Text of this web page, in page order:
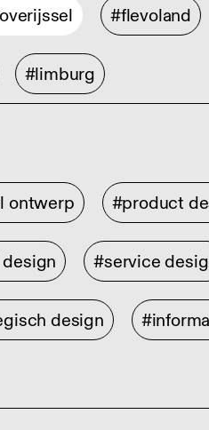
#flevoland
#limburg
ontwerp #product
#service
design